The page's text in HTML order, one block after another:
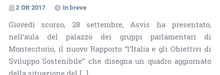
2 Ott 2017 In breve
Giovedì scorso, 28 settembre, Asvis ha presentato,
nell’aula del palazzo dei gruppi parlamentari di
Montecitorio, il nuovo Rapporto “l’Italia e gli Obiettivi di
Sviluppo Sostenibile” che disegna un quadro aggiornato